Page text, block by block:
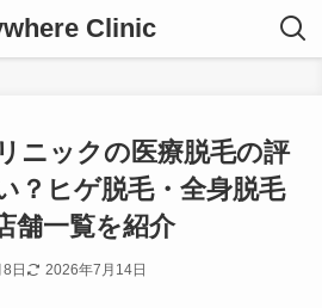
Clinic
ニックの医療脱毛の評
？ヒゲ脱毛・全身脱毛
舗一覧を紹介
日 2026年7月14日